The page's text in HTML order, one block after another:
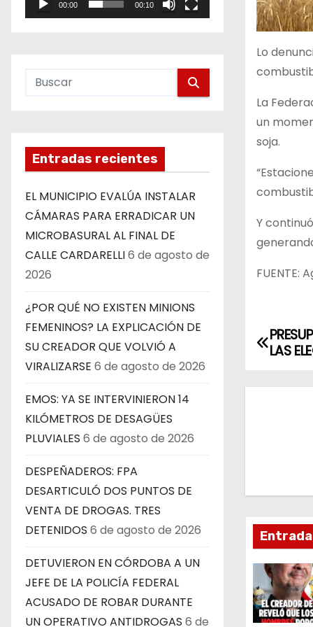
00:00 00:10
Entradas recientes
EL MUNICIPIO EVALÚA INSTALAR
CÁMARAS PARA ERRADICAR UN
MICROBASURAL AL FINAL DE
CALLE CARDARELLI6 de agosto de
2026
¿POR QUÉ NO EXISTEN MINIONS
FEMENINOS? LA EXPLICACIÓN DE
SU CREADOR QUE VOLVIÓ A
VIRALIZARSE 6 de agosto de 2026
EMOS: YA SE INTERVINIERON 14
KILÓMETROS DE DESAGÜES
PLUVIALES 6 de agosto de 2026
DESPEÑADEROS: FPA
DESARTICULÓ DOS PUNTOS DE
VENTA DE DROGAS. TRES
DETENIDOS 6 de agosto de 2026
DETUVIERON EN CÓRDOBA A UN
JEFE DE LA POLICÍA FEDERAL
ACUSADO DE ROBAR DURANTE
UN OPERATIVO ANTIDROGAS 6 de
Lo
La
un
soja.
Y
FUENTE:
N
c
i
ó
n
LAS